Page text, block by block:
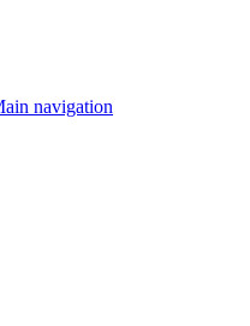
navigation